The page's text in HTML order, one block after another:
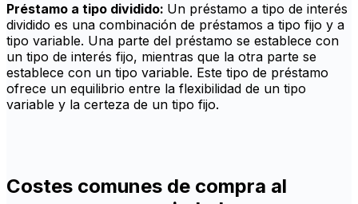
Préstamo a tipo dividido: Un préstamo a tipo de interés
dividido es una combinación de préstamos a tipo fijo y a
tipo variable. Una parte del préstamo se establece con
un tipo de interés fijo, mientras que la otra parte se
establece con un tipo variable. Este tipo de préstamo
ofrece un equilibrio entre la flexibilidad de un tipo
variable y la certeza de un tipo fijo.
Costes comunes de compra al